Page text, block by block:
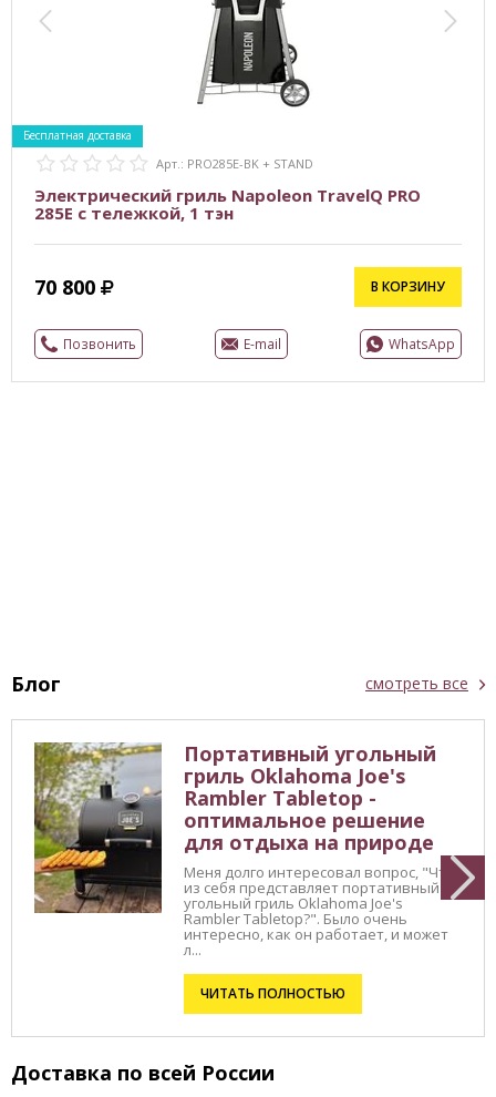
Бесплатная доставка
Арт.: PRO285E-BK + STAND
Электрический гриль Napoleon TravelQ PRO
285E с тележкой, 1 тэн
70 800 В КОРЗИНУ
Позвонить E-mail WhatsApp
Блог смотреть все
Портативный угольный
гриль Oklahoma Joe's
Rambler Tabletop -
оптимальное решение
для отдыха на природе
Меня долго интересовал вопрос, "Что
из себя представляет портативный
угольный гриль Oklahoma Joe's
Rambler Tabletop?". Было очень
интересно, как он работает, и может
л...
ЧИТАТЬ ПОЛНОСТЬЮ
Доставка по всей России